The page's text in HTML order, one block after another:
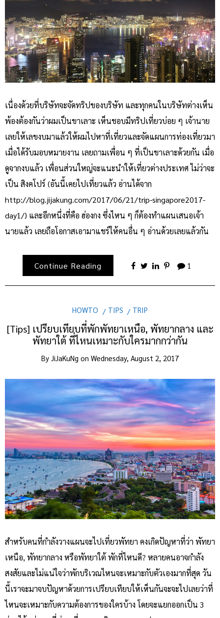
เนื่องด้วยที่บริษัทจะจัดทริปของบริษัท และทุกคนในบริษัทต่างเห็น
พ้องต้องกันว่าผมเป็นขาเลาะ เห็นชอบมีทริปเที่ยวบ่อย ๆ เจ้านาย
เลยให้เลขงบมาแล้วให้ผมไปหาที่เที่ยวและจัดแผนการท่องเที่ยวมา
เมื่อได้รับมอบหมายงาน เลยถามเพื่อน ๆ ที่เป็นขาเลาะด้วยกัน เมื่อ
ดูจากงบแล้ว เพื่อนส่วนใหญ่จะแนะนำให้เที่ยวต่างประเทศ ไม่ว่าจะ
เป็น สิงคโปร์ (อันนี้เคยไปเที่ยวแล้ว อ่านได้จาก
http://blog.jijakung.com/2017/06/21/trip-singapore2017-
day1/) และอีกหนึ่งที่คือ ฮ่องกง ซึ่งไหน ๆ ก็ต้องทำแผนเสนอเจ้า
นายแล้ว เลยถือโอกาสเอามาแชร์ให้คนอื่น ๆ อ่านด้วยเลยแล้วกัน
Continue Reading 1
HOWTO TIPS TRIP
[Tips] เปรียบเทียบที่พักพัทยาเหนือ, พัทยากลาง และ
พัทยาใต้ ที่ไหนเหมาะกับใครมากกว่ากัน
By JiJaKuNg on Wednesday, August 2, 2017
สำหรับคนที่กำลังวางแผนจะไปเที่ยวพัทยา คงเกิดปัญหาที่ว่า พัทยา
เหนือ, พัทยากลาง หรือพัทยาใต้ พักที่ไหนดี? หลายคนอาจกำลัง
สงสัยและไม่แน่ใจว่าพักบริเวณไหนจะเหมาะกับตัวเองมากที่สุด วัน
นี้เราจะมาจบปัญหาด้วยการเปรียบเทียบให้เห็นกันจะจะไปเลยว่าที่
ไหนจะเหมาะกับความต้องการของใครบ้าง โดยจะแยกออกเป็น 3